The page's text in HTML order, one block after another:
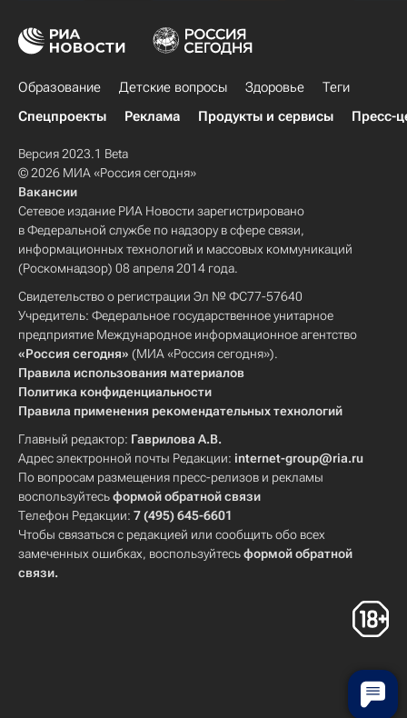
Образование Детские вопросы Здоровье
Теги
Спецпроекты
Реклама Продукты и сервисы Пресс-
Версия 2023.1 Beta
© 2026 МИА «Россия сегодня»
Вакансии
Сетевое издание РИА Новости зарегистрировано
в Федеральной службе по надзору в сфере связи,
информационных технологий и массовых коммуникаций
(Роскомнадзор) 08 апреля 2014 года.
Свидетельство о регистрации Эл № ФС77-57640
Учредитель: Федеральное государственное унитарное
предприятие Международное информационное агентство
«Россия сегодня» (МИА «Россия сегодня»).
Правила использования материалов
Политика конфиденциальности
Правила применения рекомендательных технологий
Главный редактор: Гаврилова А.В.
Адрес электронной почты Редакции: internet-group@ria.ru
По вопросам размещения пресс-релизов и рекламы
воспользуйтесьформой обратной связи
Телефон Редакции: 7 (495) 645-6601
Чтобы связаться с редакцией или сообщить обо всех
замеченных ошибках, воспользуйтесьформой обратной
связи.